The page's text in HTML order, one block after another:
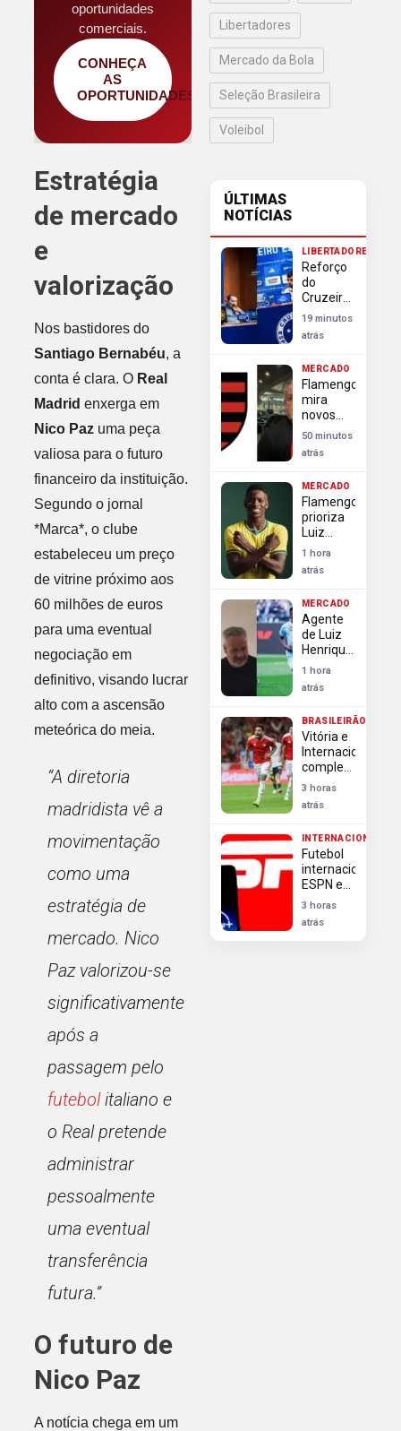
oportunidades
comerciais.
CONHEÇA
AS
OPORTUNIDADES
Estratégia
de mercado
e
valorização
Nos bastidores do
Santiago Bernabéu, a
conta é clara. O Real
Madrid enxerga em
Nico Pazuma peça
valiosa para o futuro
financeiro da instituição.
Segundo o jornal
*Marca*, o clube
estabeleceu um preço
de vitrine próximo aos
60 milhões de euros
para uma eventual
negociação em
definitivo, visando lucrar
alto com a ascensão
meteórica do meia.
“A diretoria
madridista vê a
movimentação
como uma
estratégia de
mercado. Nico
Paz valorizou-se
significativamente
após a
passagem pelo
futebolitaliano e
o Real pretende
administrar
pessoalmente
uma eventual
transferência
futura.”
O futuro de
Nico Paz
A notícia chega em um
Libertadores
Mercado da Bola
Seleção Brasileira
Voleibol
ÚLTIMAS
NOTÍCIAS
LIBERTADORES
Reforço
do
Cruzeiro
Lucho
Rodríguez
define
contra
Flamengo
como
final
antecipada
da
19 minutos
atrás
MERCADO
Flamengo
mira
novos
reforços
além de
Luiz
no
mercado
50 minutos
atrás
MERCADO
Flamengo
prioriza
Luiz
Henrique
e define
situação
Thiago
Almada
no
mercado
1 hora
atrás
MERCADO
Agente
de Luiz
Henrique
no Rio
agita
torcida
Flamengo
por
reforço
1 hora
atrás
BRASILEIRÃO
Vitória e
Internacional
completam
lista de
classificados
às
da Copa
Betano
do Brasil
3 horas
atrás
INTERNACIONAL
Futebol
internacional:
ESPN e
Disney+
transmitem
2 mil
3 horas
atrás